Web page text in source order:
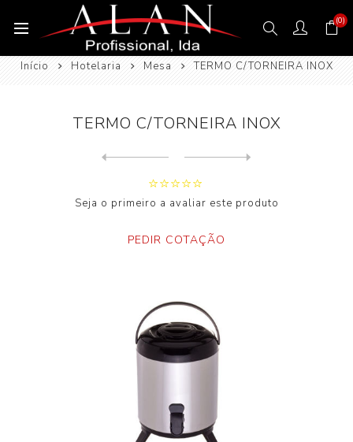
(0)
Início Hotelaria Mesa TERMO C/TORNEIRA INOX
TERMO C/TORNEIRA INOX
Seja o primeiro a avaliar este produto
PEDIR COTAÇÃO